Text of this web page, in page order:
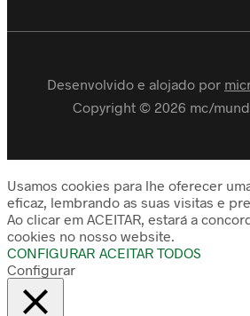
Desenvolvido e alojado por
Copyright © 2026 mc/
Usamos cookies para lhe oferecer
eficaz, lembrando as suas visitas e
Ao clicar em ACEITAR, estará a
cookies no nosso website.
CONFIGURAR ACEITAR TODOS
Configurar